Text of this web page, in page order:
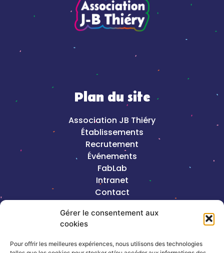
Gérer le consentement aux
cookies
Pour offrir les meilleures expériences, nous utilisons des technologies
Plan du site
Association JB Thiéry
Établissements
Recrutement
Événements
FabLab
Intranet
Contact
site internet, Keole & Gazoline